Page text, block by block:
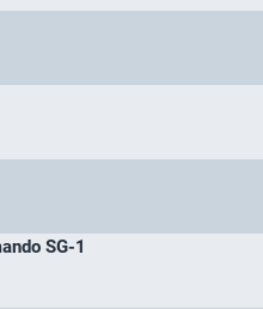
SG-1